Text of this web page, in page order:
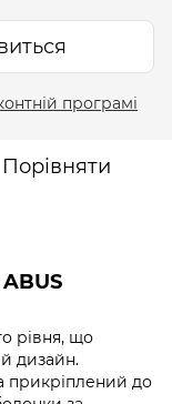
програмі
Порівняти
рівня, що
дизайн.
до